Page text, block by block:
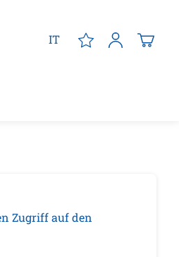
IT
Zugriff auf den